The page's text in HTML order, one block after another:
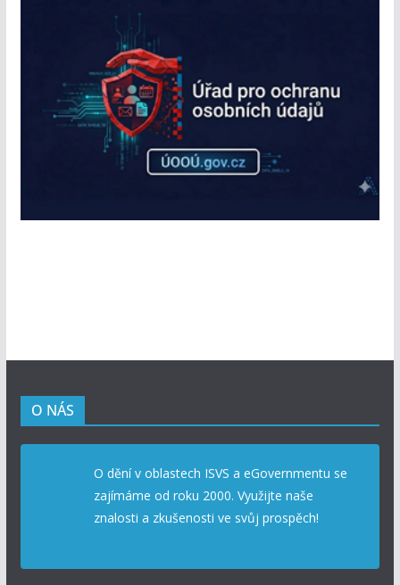
O NÁS
O dění v oblastech ISVS a eGovernmentu se
zajímáme od roku 2000. Využijte naše
znalosti a zkušenosti ve svůj prospěch!